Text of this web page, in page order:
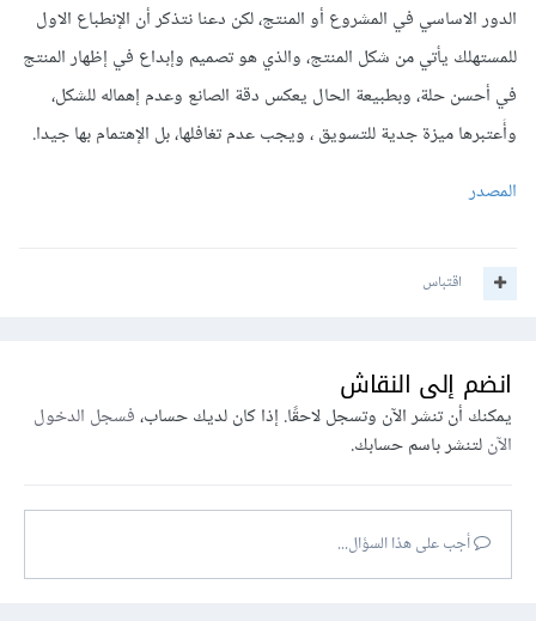
الدور الاساسي في المشروع أو المنتج، لكن دعنا نتذكر أن الإنطباع الاول
للمستهلك يأتي من شكل المنتج، والذي هو تصميم وإبداع في إظهار المنتج
في أحسن حلة، وبطبيعة الحال يعكس دقة الصانع وعدم إهماله للشكل،
وأَعتبرها ميزة جدية للتسويق ، ويجب عدم تغافلها، بل الإهتمام بها جيدا.
المصدر
اقتباس
انضم إلى النقاش
يمكنك أن تنشر الآن وتسجل لاحقًا. إذا كان لديك حساب،فسجل الدخول
الآنلتنشر باسم حسابك.
أجب على هذا السؤال...